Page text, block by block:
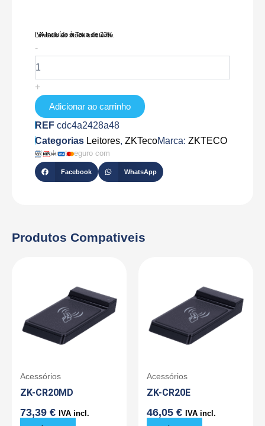
IVA Incluído à Taxa de 23%
Limitado ao stock existente.
-
de
ZK-
ER-
KR902-
+
Adicionar ao carrinho
REF cdc4a2428a48
Categorias Leitores, ZKTecoMarca: ZKTECO
Checkout seguro com
Facebook WhatsApp
Produtos Compativeis
Acessórios
ZK-CR20MD
73,39 € IVA incl.
Acessórios
ZK-CR20E
46,05 € IVA incl.